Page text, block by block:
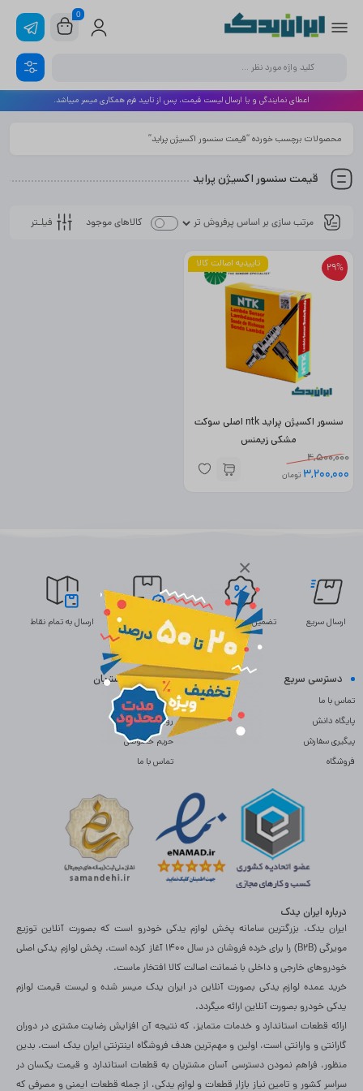
×
0
اعطای نمایندگی و یا ارسال لیست قیمت، پس از تایید فرم همکاری میسر میباشد.
محصولات برچسب خورده “قیمت سنسور اکسیژن پراید”
قیمت سنسور اکسیژن پراید
فیلـتر کالاهای موجود
تاییدیه اصالت کالا 29%
سنسور اکسیژن پراید ntk اصلی سوکت
مشکی زیمنس
4,500,000
3,200,000 تومان
ارسال سریع تضمین بهترین قیمت ضمانت اصالت ارسال به تمام نقاط
دسترسی سریع
تماس با ما
پایگاه دانش
پیگیری سفارش
فروشگاه
خدمات مشتریان
سوالات متداول
رویه بازگردانی کالا
حریم خصوصی
تماس با ما
درباره ایران یدک
ایران یدک، بزرگترین سامانه پخش لوازم یدکی خودرو است که بصورت آنلاین توزیع
مویرگی (B2B) را برای خرده فروشان در سال 1400 آغاز کرده است. پخش لوازم یدکی اصلی
خودروهای خارجی و داخلی با ضمانت اصالت کالا افتخار ماست.
خرید عمده لوازم یدکی بصورت آنلاین در ایران یدک میسر شده و لیست قیمت لوازم
یدکی خودرو بصورت آنلاین ارائه میگردد.
ارائه قطعات استاندارد و خدمات متمایز، که نتیجه آن افزایش رضایت مشتری در دوران
گارانتی و وارانتی است، اولین و مهم‌ترین هدف فروشگاه اینترنتی ایران یدک است. بدین
منظور، فراهم نمودن دسترسی آسان مشتریان به قطعات استاندارد و قیمت یکسان در
سراسر کشور و تامین نیاز بازار قطعات و لوازم یدکی، از جمله قطعات ایمنی و مصرفی که